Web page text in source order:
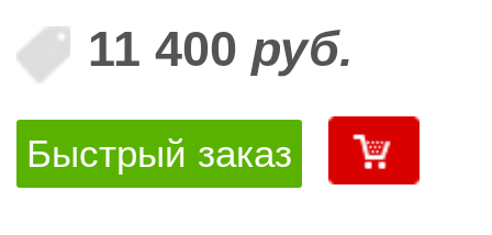
11 400 руб.
Быстрый заказ